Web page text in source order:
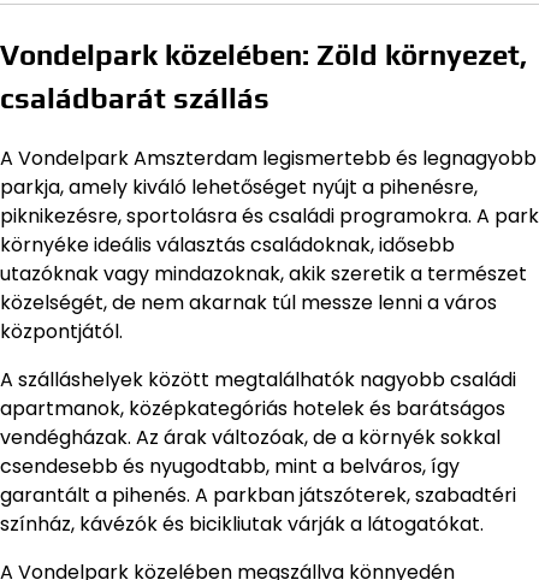
Vondelpark közelében: Zöld környezet,
családbarát szállás
A Vondelpark Amszterdam legismertebb és legnagyobb
parkja, amely kiváló lehetőséget nyújt a pihenésre,
piknikezésre, sportolásra és családi programokra. A park
környéke ideális választás családoknak, idősebb
utazóknak vagy mindazoknak, akik szeretik a természet
közelségét, de nem akarnak túl messze lenni a város
központjától.
A szálláshelyek között megtalálhatók nagyobb családi
apartmanok, középkategóriás hotelek és barátságos
vendégházak. Az árak változóak, de a környék sokkal
csendesebb és nyugodtabb, mint a belváros, így
garantált a pihenés. A parkban játszóterek, szabadtéri
színház, kávézók és bicikliutak várják a látogatókat.
A Vondelpark közelében megszállva könnyedén